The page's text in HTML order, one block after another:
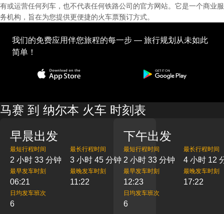
有或运营任何列车，也不代表任何铁路公司的官方网站。它是一个商业服
务机构，旨在为您提供更便捷的火车票预订方式。
我们的免费应用伴您旅程的每一步 — 旅行规划从未如此
简单！
马赛 到 纳尔本 火车 时刻表
早晨出发
最短行程时间
2 小时 33 分钟
最长行程时间
3 小时 45 分钟
最早发车时刻
06:21
最晚发车时刻
11:22
日均发车班次
6
下午出发
最短行程时间
2 小时 33 分钟
最长行程时间
4 小时 12
最早发车时刻
12:23
最晚发车时刻
17:22
日均发车班次
6